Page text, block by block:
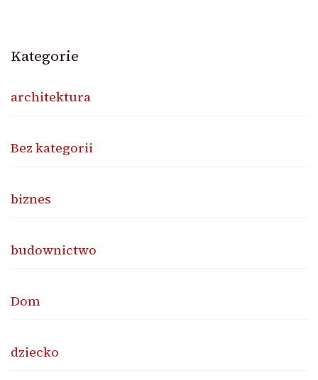
Kategorie
architektura
Bez kategorii
biznes
budownictwo
Dom
dziecko